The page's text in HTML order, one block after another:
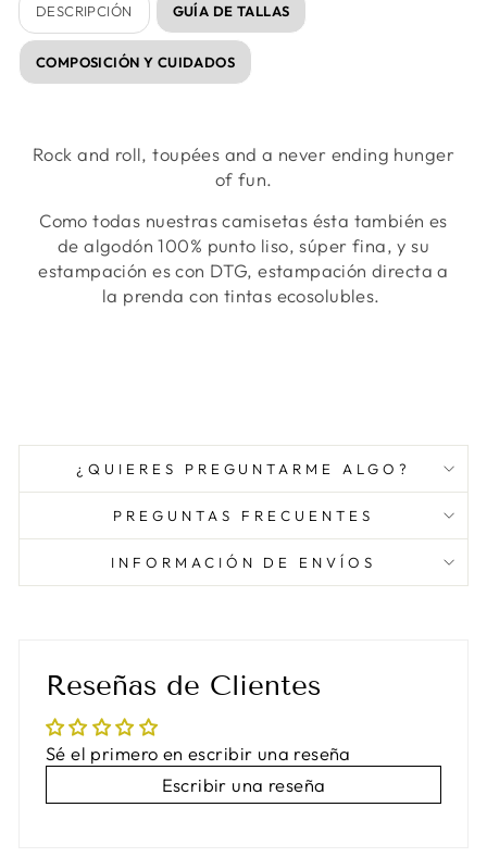
DESCRIPCIÓN GUÍA DE TALLAS
COMPOSICIÓN Y CUIDADOS
Rock and roll, toupées and a never ending hunger
of fun.
Como todas nuestras camisetas ésta también es
de algodón 100% punto liso, súper fina, y su
estampación es con DTG, estampación directa a
la prenda con tintas ecosolubles.
¿QUIERES PREGUNTARME ALGO?
PREGUNTAS FRECUENTES
INFORMACIÓN DE ENVÍOS
Reseñas de Clientes
Sé el primero en escribir una reseña
Escribir una reseña